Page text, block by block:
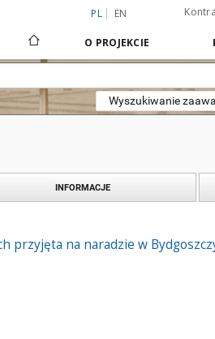
PL EN
O PROJEKCIE
Wyszukiwanie
INFORMACJE
przyjęta na naradzie w